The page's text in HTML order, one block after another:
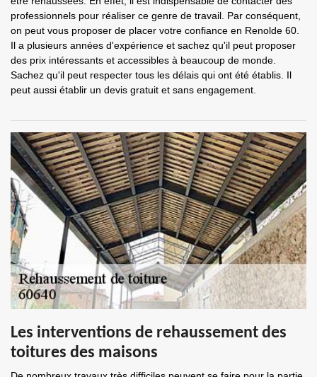
professionnels pour réaliser ce genre de travail. Par conséquent,
on peut vous proposer de placer votre confiance en Renolde 60.
Il a plusieurs années d'expérience et sachez qu'il peut proposer
des prix intéressants et accessibles à beaucoup de monde.
Sachez qu'il peut respecter tous les délais qui ont été établis. Il
peut aussi établir un devis gratuit et sans engagement.
Les interventions de rehaussement des
toitures des maisons